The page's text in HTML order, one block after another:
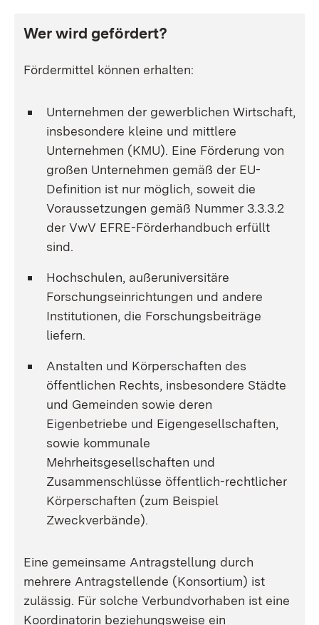
Wer wird gefördert?
Fördermittel können erhalten:
Unternehmen der gewerblichen Wirtschaft,
insbesondere kleine und mittlere
Unternehmen (KMU). Eine Förderung von
großen Unternehmen gemäß der EU-
Definition ist nur möglich, soweit die
Voraussetzungen gemäß Nummer 3.3.3.2
der VwV EFRE-Förderhandbuch erfüllt
sind.
Hochschulen, außeruniversitäre
Forschungseinrichtungen und andere
Institutionen, die Forschungsbeiträge
liefern.
Anstalten und Körperschaften des
öffentlichen Rechts, insbesondere Städte
und Gemeinden sowie deren
Eigenbetriebe und Eigengesellschaften,
sowie kommunale
Mehrheitsgesellschaften und
Zusammenschlüsse öffentlich-rechtlicher
Körperschaften (zum Beispiel
Zweckverbände).
Eine gemeinsame Antragstellung durch
mehrere Antragstellende (Konsortium) ist
zulässig. Für solche Verbundvorhaben ist eine
Koordinatorin beziehungsweise ein